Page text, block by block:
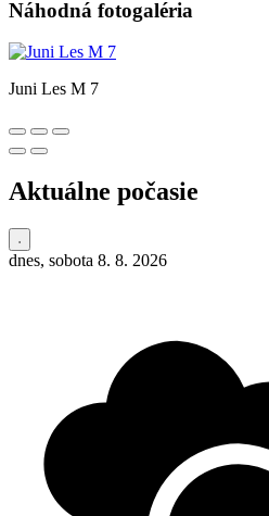
Náhodná fotogaléria
Juni Les M 7
Aktuálne počasie
dnes, sobota 8. 8. 2026